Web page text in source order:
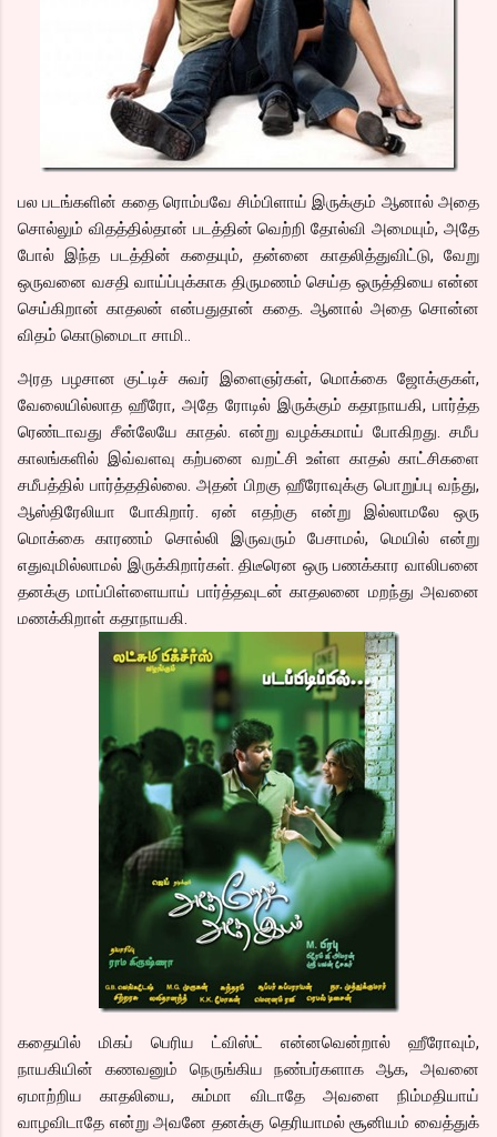
பல படங்களின் கதை ரொம்பவே சிம்பிளாய் இருக்கும் ஆனால் அதை
சொல்லும் விதத்தில்தான் படத்தின் வெற்றி தோல்வி அமையும், அதே
போல் இந்த படத்தின் கதையும், தன்னை காதலித்துவிட்டு, வேறு
ஒருவனை வசதி வாய்ப்புக்காக திருமணம் செய்த ஒருத்தியை என்ன
செய்கிறான் காதலன் என்பதுதான் கதை. ஆனால் அதை சொன்ன
விதம் கொடுமைடா சாமி..
அரத பழசான குட்டிச் சுவர் இளைஞர்கள், மொக்கை ஜோக்குகள்,
வேலையில்லாத ஹீரோ, அதே ரோடில் இருக்கும் கதாநாயகி, பார்த்த
ரெண்டாவது சீன்லேயே காதல். என்று வழக்கமாய் போகிறது. சமீப
காலங்களில் இவ்வளவு கற்பனை வறட்சி உள்ள காதல் காட்சிகளை
சமீபத்தில் பார்த்ததில்லை. அதன் பிறகு ஹீரோவுக்கு பொறுப்பு வந்து,
ஆஸ்திரேலியா போகிறார். ஏன் எதற்கு என்று இல்லாமலே ஒரு
மொக்கை காரணம் சொல்லி இருவரும் பேசாமல், மெயில் என்று
எதுவுமில்லாமல் இருக்கிறார்கள். திடீரென ஒரு பணக்கார வாலிபனை
தனக்கு மாப்பிள்ளையாய் பார்த்தவுடன் காதலனை மறந்து அவனை
மணக்கிறாள் கதாநாயகி.
கதையில் மிகப் பெரிய ட்விஸ்ட் என்னவென்றால் ஹீரோவும்,
நாயகியின் கணவனும் நெருங்கிய நண்பர்களாக ஆக, அவனை
ஏமாற்றிய காதலியை, சும்மா விடாதே அவளை நிம்மதியாய்
வாழவிடாதே என்று அவனே தனக்கு தெரியாமல் சூனியம் வைத்துக்